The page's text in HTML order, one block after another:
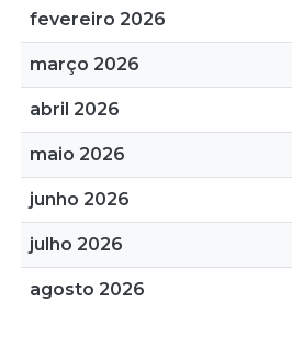
fevereiro 2026
março 2026
abril 2026
maio 2026
junho 2026
julho 2026
agosto 2026